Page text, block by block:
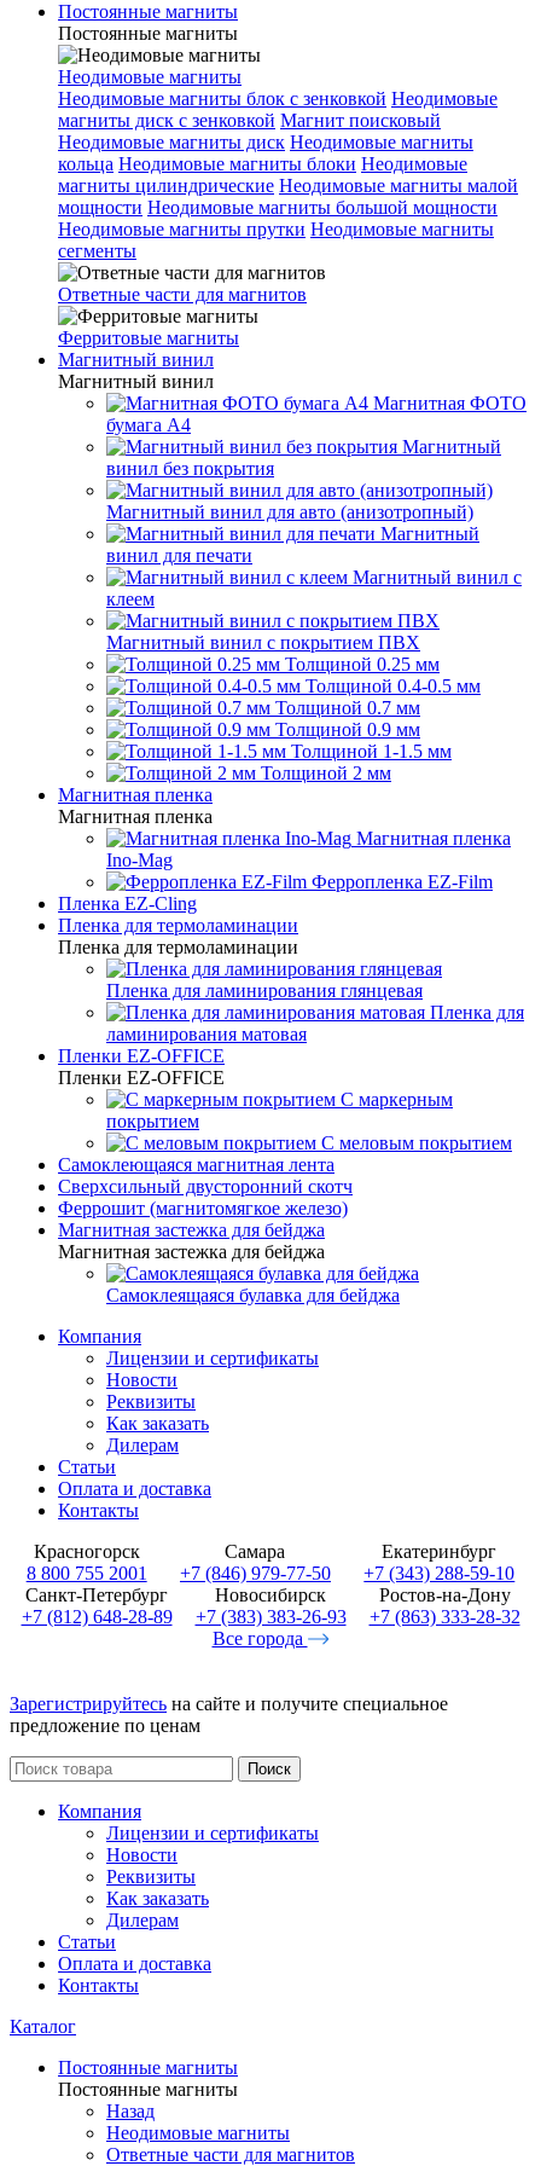
Постоянные магниты
Постоянные магниты
Неодимовые магниты
Неодимовые магниты блок с зенковкой Неодимовые
магниты диск с зенковкой Магнит поисковый
Неодимовые магниты диск Неодимовые магниты
кольца Неодимовые магниты блоки Неодимовые
магниты цилиндрические Неодимовые магниты малой
мощности Неодимовые магниты большой мощности
Неодимовые магниты прутки Неодимовые магниты
сегменты
Ответные части для магнитов
Ферритовые магниты
Магнитный винил
Магнитный винил
Магнитная ФОТО
бумага А4
Магнитный
винил без покрытия
Магнитный винил для авто (анизотропный)
Магнитный
винил для печати
Магнитный винил с
клеем
Магнитный винил с покрытием ПВХ
Толщиной 0.25 мм
Толщиной 0.4-0.5 мм
Толщиной 0.7 мм
Толщиной 0.9 мм
Толщиной 1-1.5 мм
Толщиной 2 мм
Магнитная пленка
Магнитная пленка
Магнитная пленка
Ino-Mag
Ферропленка EZ-Film
Пленка EZ-Cling
Пленка для термоламинации
Пленка для термоламинации
Пленка для ламинирования глянцевая
Пленка для
ламинирования матовая
Пленки EZ-OFFICE
Пленки EZ-OFFICE
С маркерным
покрытием
С меловым покрытием
Самоклеющаяся магнитная лента
Сверхсильный двусторонний скотч
Феррошит (магнитомягкое железо)
Магнитная застежка для бейджа
Магнитная застежка для бейджа
Самоклеящаяся булавка для бейджа
Компания
Лицензии и сертификаты
Новости
Реквизиты
Как заказать
Дилерам
Статьи
Оплата и доставка
Контакты
Красногорск
8 800 755 2001
Самара
+7 (846) 979-77-50
Екатеринбург
+7 (343) 288-59-10
Санкт-Петербург
+7 (812) 648-28-89
Новосибирск
+7 (383) 383-26-93
Ростов-на-Дону
+7 (863) 333-28-32
Все города
Зарегистрируйтесь на сайте и получите специальное
предложение по ценам
Поиск
Компания
Лицензии и сертификаты
Новости
Реквизиты
Как заказать
Дилерам
Статьи
Оплата и доставка
Контакты
Каталог
Постоянные магниты
Постоянные магниты
Назад
Неодимовые магниты
Ответные части для магнитов